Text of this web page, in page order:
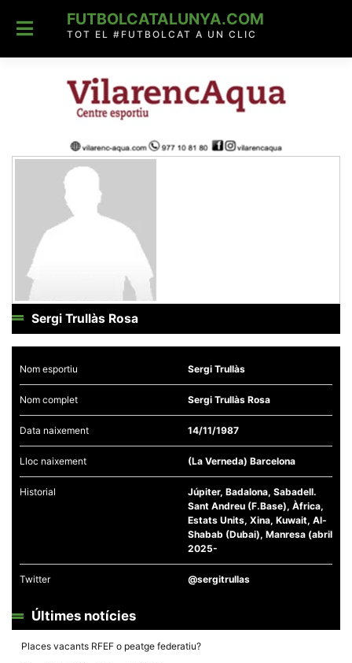
content
FUTBOLCATALUNYA.COM
TOT EL #FUTBOLCAT A UN CLIC
Sergi Trullàs Rosa
Nom esportiu Sergi Trullàs
Nom complet Sergi Trullàs Rosa
Data naixement 14/11/1987
Lloc naixement (La Verneda) Barcelona
Historial
Júpiter, Badalona, Sabadell.
Sant Andreu (F.Base), Àfrica,
Estats Units, Xina, Kuwait, Al-
Shabab (Dubai), Manresa (abril
2025-
Twitter @sergitrullas
Últimes notícies
Places vacants RFEF o peatge federatiu?
Necessàries
Aquestes
opcionals,
són
necessàries
per al
funcionament
tècnic de la
web.
Recopilem